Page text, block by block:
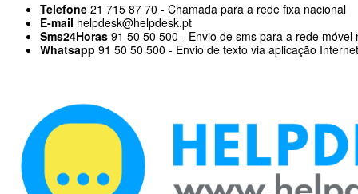
Telefone 21 715 87 70 - Chamada para a rede fixa nacional
E-mail helpdesk@helpdesk.pt
Sms24Horas 91 50 50 500 - Envio de sms para a rede móvel
Whatsapp 91 50 50 500 - Envio de texto via aplicação Internet